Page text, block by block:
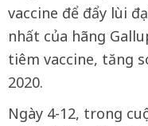
vaccine để đẩy lùi
nhất của hãng
tiêm vaccine, tăng
2020.
Ngày 4-12, trong